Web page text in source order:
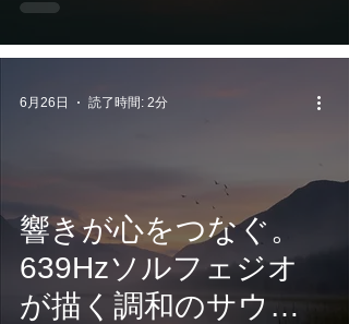
HEALING『
TerranovaPulse -
HiddenMantles 』7月
響きが心をつなぐ。
639Hzソルフェジオ
が描く調和のサウン
6月26日 読了時間: 2分